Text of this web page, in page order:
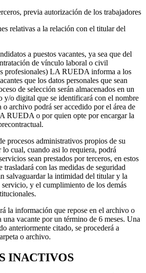
previa autorización de los trabajadores
relativas a la relación con el titular del
a puestos vacantes, ya sea que del
de vínculo laboral o civil
profesionales) LA RUEDA informa a los
que los datos personales que sean
de selección serán almacenados en un
y/o digital que se identificará con el nombre
o archivo podrá ser accedido por el área de
RUEDA o por quien opte por encargar la
procesos administrativos propios de su
cual, cuando asi lo requiera, podrá
sean prestados por terceros, en estos
trasladará con las medidas de seguridad
salvaguardar la intimidad del titular y la
y el cumplimiento de los demás
la información que repose en el archivo o
una vacante por un término de 6 meses. Una
anteriormente citado, se procederá a
o archivo.
INACTIVOS